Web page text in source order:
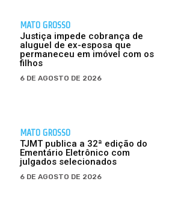
MATO GROSSO
Justiça impede cobrança de
aluguel de ex-esposa que
permaneceu em imóvel com os
filhos
6 DE AGOSTO DE 2026
MATO GROSSO
TJMT publica a 32ª edição do
Ementário Eletrônico com
julgados selecionados
6 DE AGOSTO DE 2026